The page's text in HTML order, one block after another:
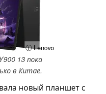
ⓘ Lenovo
13 пока
в Китае.
новый планшет с